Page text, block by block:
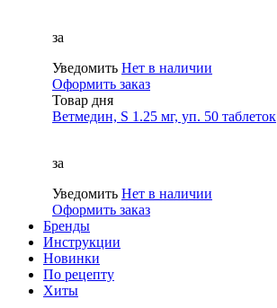
за
Уведомить Нет в наличии
Оформить заказ
Товар дня
Ветмедин, S 1.25 мг, уп. 50 таблеток
за
Уведомить Нет в наличии
Оформить заказ
Бренды
Инструкции
Новинки
По рецепту
Хиты